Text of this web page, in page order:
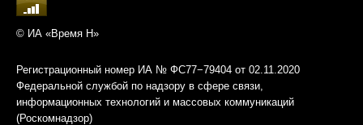
© ИА «Время Н»
Регистрационный номер ИА № ФС77−79404 от 02.11.2020
Федеральной службой по надзору в сфере связи,
информационных технологий и массовых коммуникаций
(Роскомнадзор)